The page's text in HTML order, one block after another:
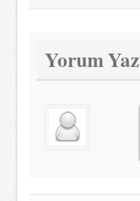
Yorum Yaz